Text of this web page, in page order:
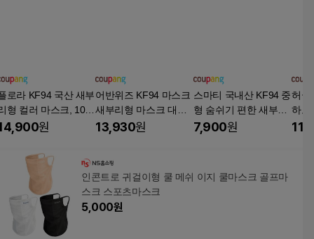
로라 KF94 국산 새부
형 컬러 마스크, 10매
, 10개, 컬러혼합5종
원
어반위즈 KF94 마스크
새부리형 마스크 대형,
25매, 4개, 그레이
13,930원
스마티 국내산 KF94 중
형 숨쉬기 편한 새부리
형 마스크, 화이트, 1세
7,900원
허글
하고
리형
인콘트로 귀걸이형 쿨 메쉬 이지 쿨마스크 골프마
스크 스포츠마스크
5,000원